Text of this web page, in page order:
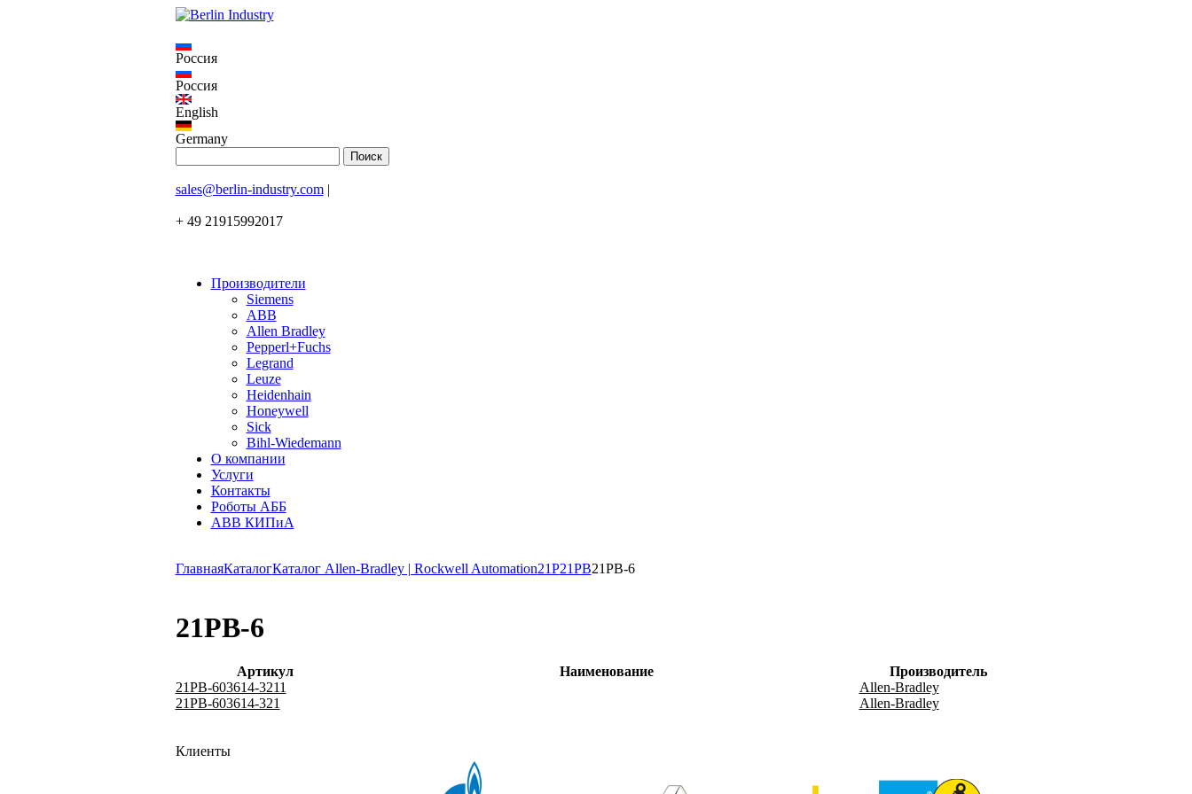
Россия
Россия
English
Germany
sales@berlin-industry.com|
+ 49 21915992017
Производители
Siemens
ABB
Allen Bradley
Pepperl+Fuchs
Legrand
Leuze
Heidenhain
Honeywell
Sick
Bihl-Wiedemann
О компании
Услуги
Контакты
Роботы АББ
ABB КИПиА
ГлавнаяКаталогКаталог Allen-Bradley | Rockwell Automation21P21PB21PB-6
21PB-6
Артикул Наименование
Производитель
21PB-603614-3211
Allen-Bradley
21PB-603614-321
Allen-Bradley
Клиенты